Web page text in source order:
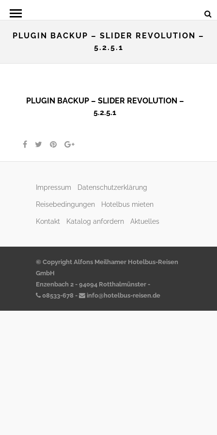
PLUGIN BACKUP – SLIDER REVOLUTION –
5.2.5.1
PLUGIN BACKUP – SLIDER REVOLUTION –
5.2.5.1
Impressum Datenschutzerklärung
Reisebedingungen Hotelbus mieten
Kontakt Katalog anfordern Aktuelles
© Copyright Alfons Meilhamer Hotelbus-Reisen
GmbH
Enzenbach 2 - 94094 Rotthalmünster -
08533-678 - info@hotelbus-reisen.de